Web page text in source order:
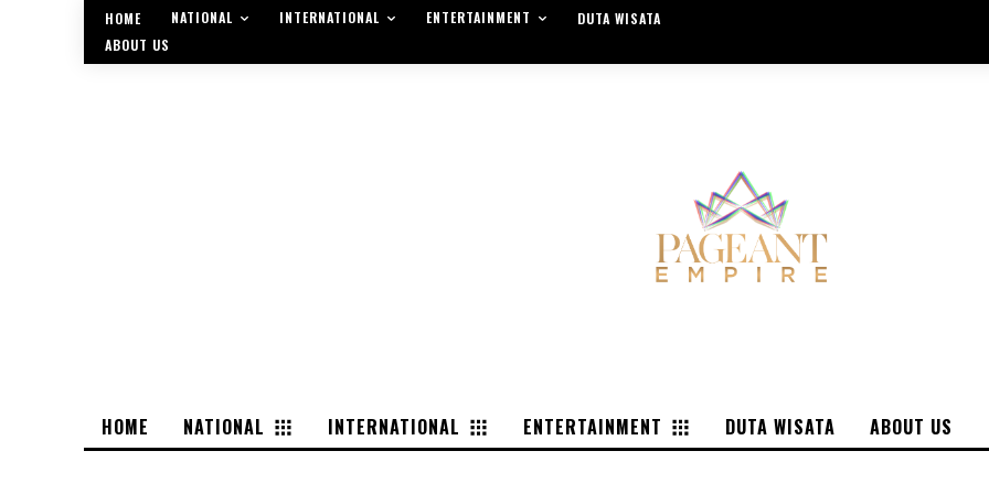
HOME NATIONAL INTERNATIONAL ENTERTAINMENT
DUTA WISATA
ABOUT US
HOME NATIONAL INTERNATIONAL ENTERTAINMENT DUTA WISATA ABOUT US